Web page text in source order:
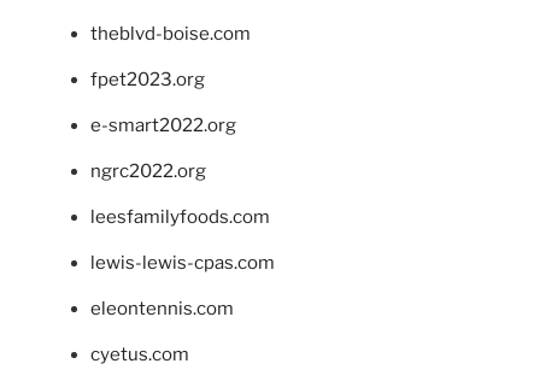
theblvd-boise.com
fpet2023.org
e-smart2022.org
ngrc2022.org
leesfamilyfoods.com
lewis-lewis-cpas.com
eleontennis.com
cyetus.com